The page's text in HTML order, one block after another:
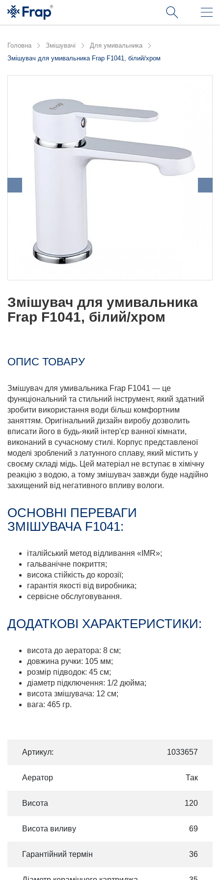
Головна Змішувачі
Для умивальника
Змішувач для умивальника Frap F1041, білий/хром
Змішувач для умивальника
Frap F1041, білий/хром
ОПИС ТОВАРУ
Змішувач для умивальника Frap F1041 — це
функціональний та стильний інструмент, який здатний
зробити використання води більш комфортним
заняттям. Оригінальний дизайн виробу дозволить
вписати його в будь-який інтер'єр ванної кімнати,
виконаний в сучасному стилі. Корпус представленої
моделі зроблений з латунного сплаву, який містить у
своєму складі мідь. Цей матеріал не вступає в хімічну
реакцію з водою, а тому змішувач завжди буде надійно
захищений від негативного впливу вологи.
ОСНОВНІ ПЕРЕВАГИ
ЗМІШУВАЧА F1041:
італійський метод відливання «IMR»;
гальванічне покриття;
висока стійкість до корозії;
гарантія якості від виробника;
сервісне обслуговування.
ДОДАТКОВІ ХАРАКТЕРИСТИКИ:
висота до аератора: 8 см;
довжина ручки: 105 мм;
розмір підводок: 45 см;
діаметр підключення: 1/2 дюйма;
висота змішувача: 12 см;
вага: 465 гр.
Артикул: 1033657
Аератор Так
Висота 120
Висота виливу 69
Гарантійний термін 36